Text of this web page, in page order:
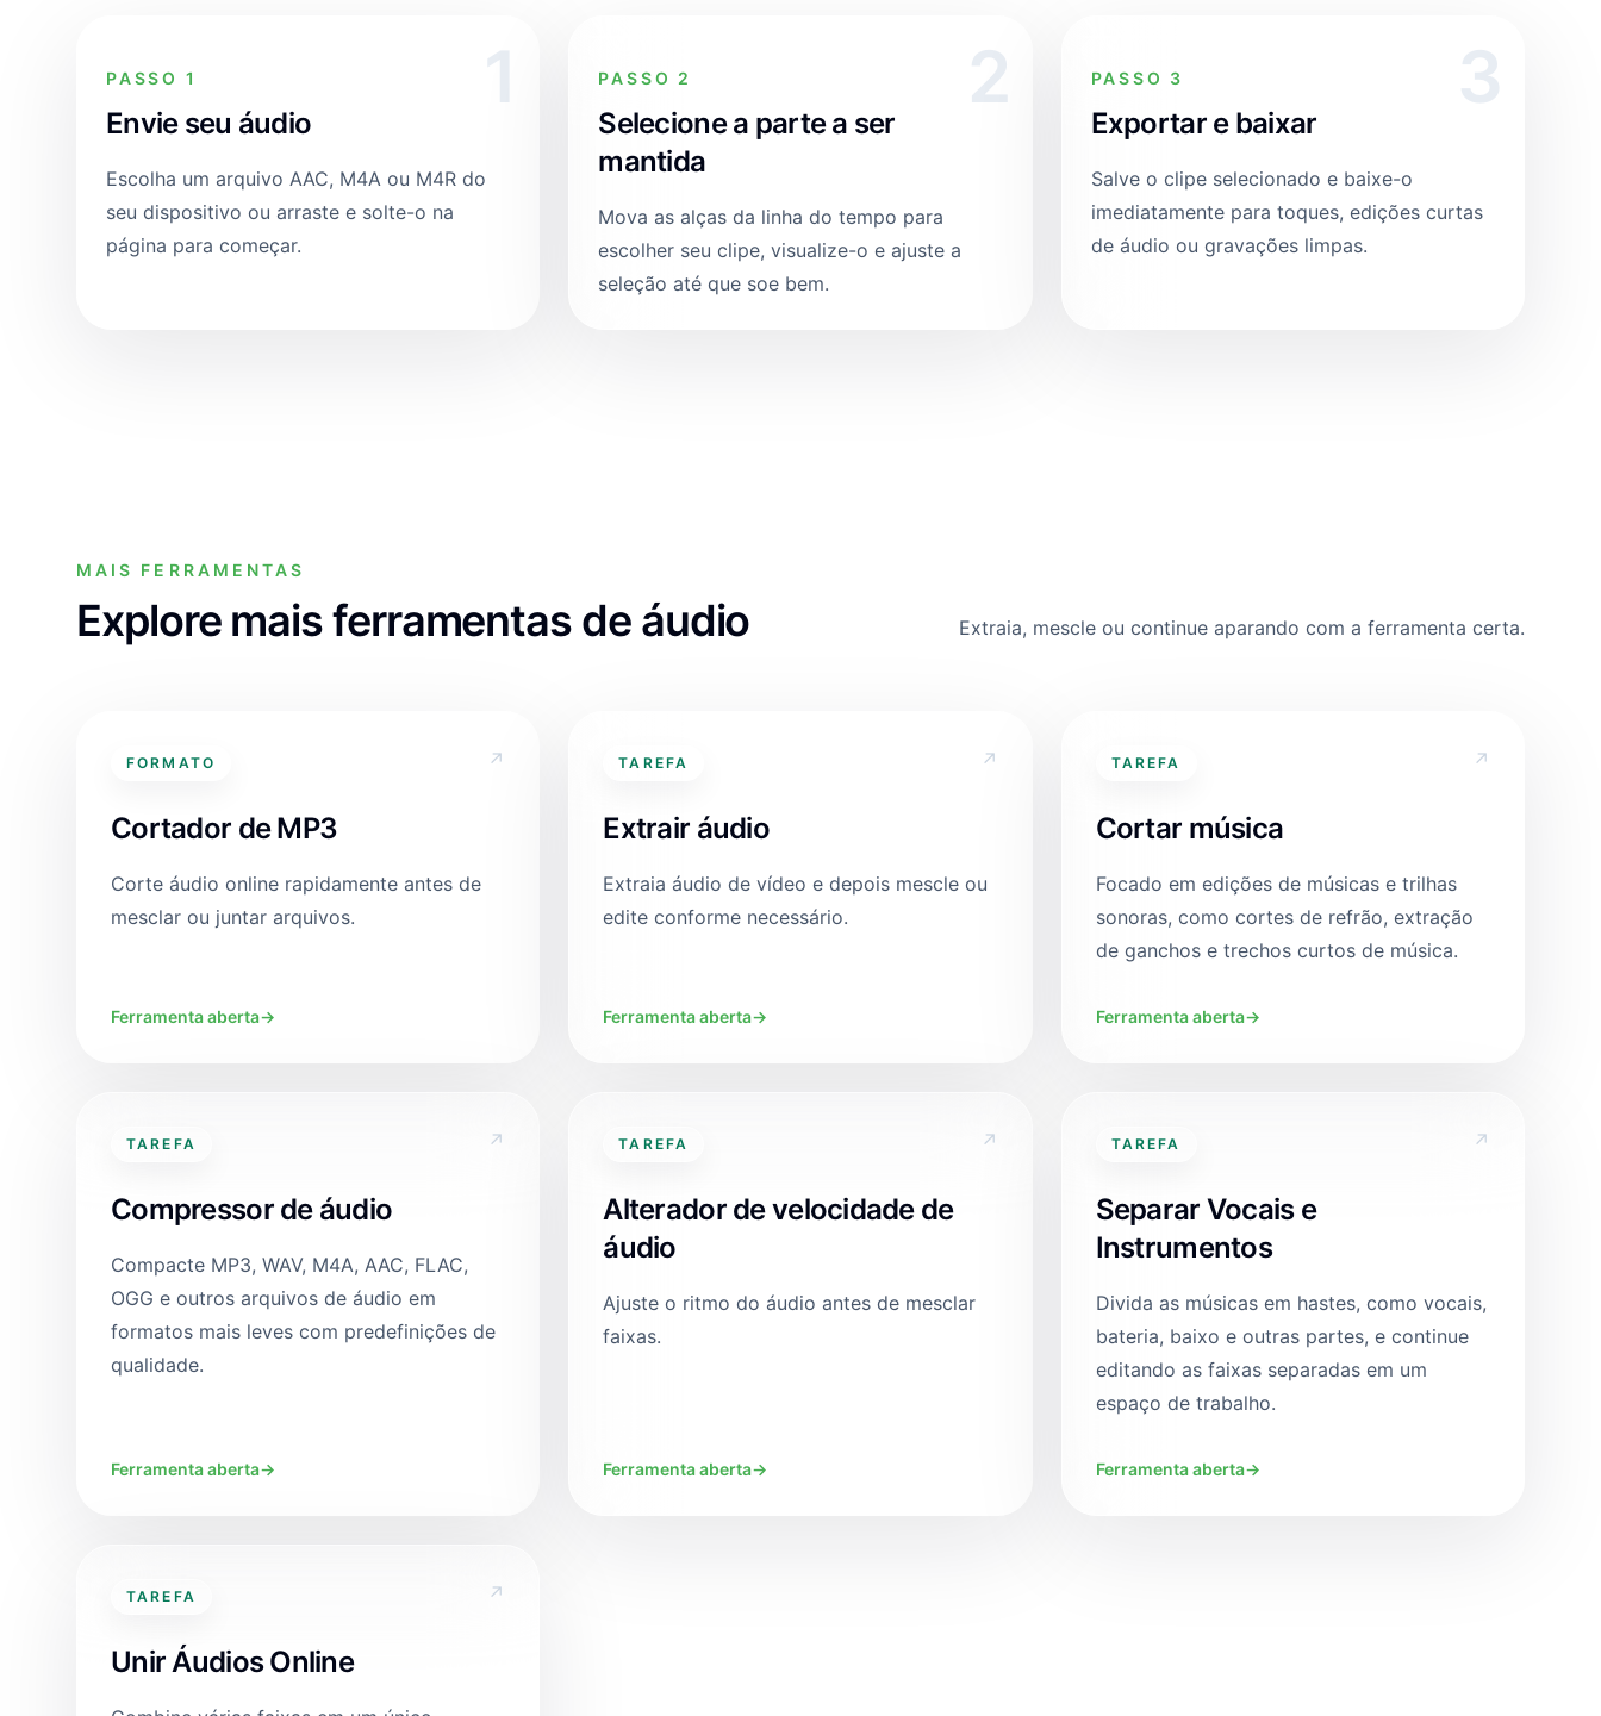
1
PASSO 1
Envie seu áudio
Escolha um arquivo AAC, M4A ou M4R do
seu dispositivo ou arraste e solte-o na
página para começar.
2
PASSO 2
Selecione a parte a ser
mantida
Mova as alças da linha do tempo para
escolher seu clipe, visualize-o e ajuste a
seleção até que soe bem.
PASSO 3
Exportar e baixar
Salve o clipe selecionado e baixe-o
imediatamente para toques, edições curtas
de áudio ou gravações limpas.
MAIS FERRAMENTAS
Explore mais ferramentas de áudio Extraia, mescle ou continue aparando com a ferramenta certa.
FORMATO ↗
Cortador de MP3
Corte áudio online rapidamente antes de
mesclar ou juntar arquivos.
Ferramenta aberta→
TAREFA ↗
Extrair áudio
Extraia áudio de vídeo e depois mescle ou
edite conforme necessário.
Ferramenta aberta→
TAREFA ↗
Cortar música
Focado em edições de músicas e trilhas
sonoras, como cortes de refrão, extração
de ganchos e trechos curtos de música.
Ferramenta aberta→
TAREFA ↗
Compressor de áudio
Compacte MP3, WAV, M4A, AAC, FLAC,
OGG e outros arquivos de áudio em
formatos mais leves com predefinições de
qualidade.
Ferramenta aberta→
TAREFA ↗
Alterador de velocidade de
áudio
Ajuste o ritmo do áudio antes de mesclar
faixas.
Ferramenta aberta→
TAREFA ↗
Separar Vocais e
Instrumentos
Divida as músicas em hastes, como vocais,
bateria, baixo e outras partes, e continue
editando as faixas separadas em um
espaço de trabalho.
Ferramenta aberta→
TAREFA ↗
Unir Áudios Online